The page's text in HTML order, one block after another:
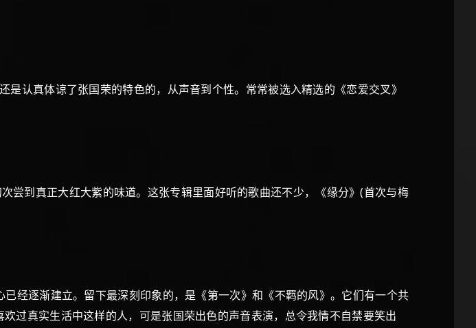
真体谅了张国荣的特色的，从声音到个性。常常被选入精选的《恋爱交叉》
到真正大红大紫的味道。这张专辑里面好听的歌曲还不少，《缘分》(首次与梅
逐渐建立。留下最深刻印象的，是《第一次》和《不羁的风》。它们有一个共
过真实生活中这样的人，可是张国荣出色的声音表演，总令我情不自禁要笑出